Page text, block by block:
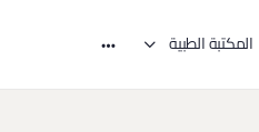
المكتبة الطبية